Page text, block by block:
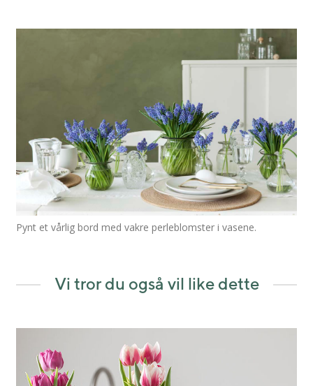
Pynt et vårlig bord med vakre perleblomster i vasene.
Vi tror du også vil like dette